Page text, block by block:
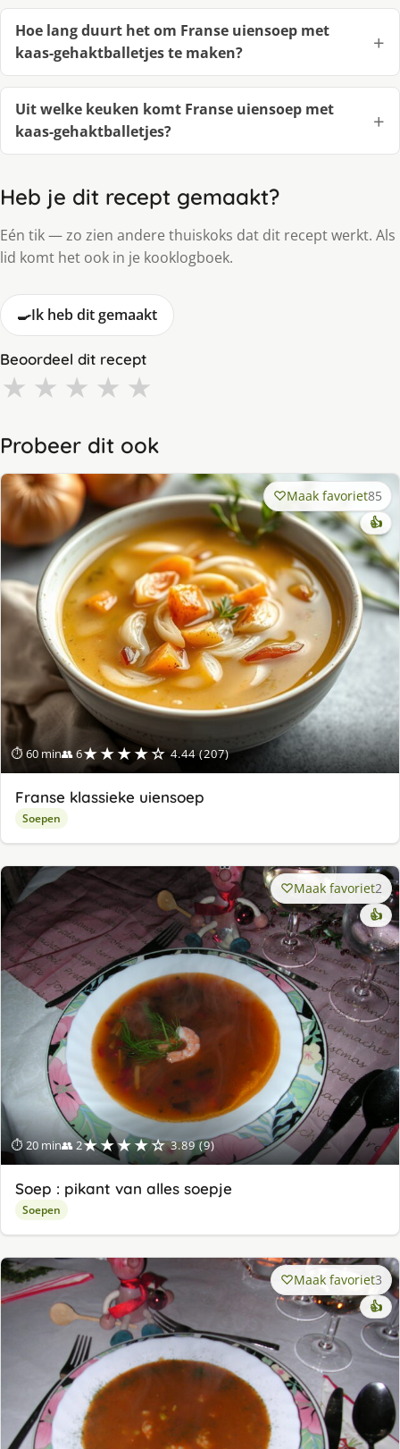
Hoe lang duurt het om Franse uiensoep met
kaas-gehaktballetjes te maken?
Uit welke keuken komt Franse uiensoep met
kaas-gehaktballetjes?
Heb je dit recept gemaakt?
Eén tik — zo zien andere thuiskoks dat dit recept werkt. Als
lid komt het ook in je kooklogboek.
🍳Ik heb dit gemaakt
Beoordeel dit recept
★ ★ ★ ★ ★
Probeer dit ook
⏱ 60 min👥 6★★★★☆ 4.44 (207)
Maak favoriet85
👍
Franse klassieke uiensoep
Soepen
⏱ 20 min👥 2★★★★☆ 3.89 (9)
Maak favoriet2
👍
Soep : pikant van alles soepje
Soepen
Maak favoriet3
👍